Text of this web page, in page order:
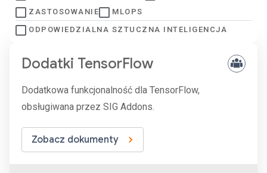
ZASTOSOWANIE
MLOPS
ODPOWIEDZIALNA SZTUCZNA INTELIGENCJA
Dodatki TensorFlow
Dodatkowa funkcjonalność dla TensorFlow,
obsługiwana przez SIG Addons.
Zobacz dokumenty